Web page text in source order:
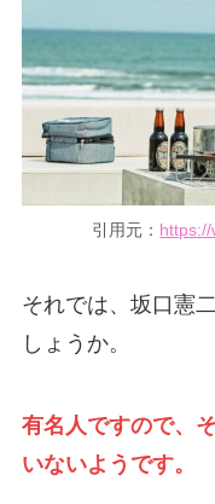
引用元：
それでは、坂口憲
しょうか。
有名人ですので、
いないようです。